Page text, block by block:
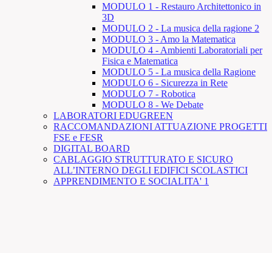
MODULO 1 - Restauro Architettonico in
3D
MODULO 2 - La musica della ragione 2
MODULO 3 - Amo la Matematica
MODULO 4 - Ambienti Laboratoriali per
Fisica e Matematica
MODULO 5 - La musica della Ragione
MODULO 6 - Sicurezza in Rete
MODULO 7 - Robotica
MODULO 8 - We Debate
LABORATORI EDUGREEN
RACCOMANDAZIONI ATTUAZIONE PROGETTI
FSE e FESR
DIGITAL BOARD
CABLAGGIO STRUTTURATO E SICURO
ALL’INTERNO DEGLI EDIFICI SCOLASTICI
APPRENDIMENTO E SOCIALITA' 1